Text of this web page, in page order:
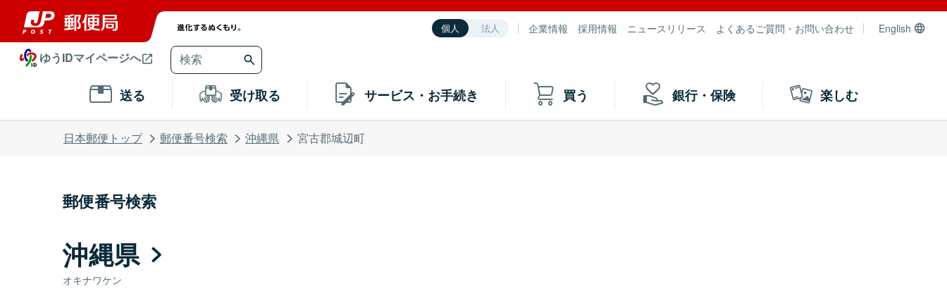
個人 法人 企業情報 採用情報 ニュースリリース よくあるご質問・お問い合わせ English
ゆうIDマイページへ
送る 受け取る サービス・お手続き 買う 銀行・保険 楽しむ
日本郵便トップ 郵便番号検索 沖縄県 宮古郡城辺町
郵便番号検索
沖縄県
オキナワケン